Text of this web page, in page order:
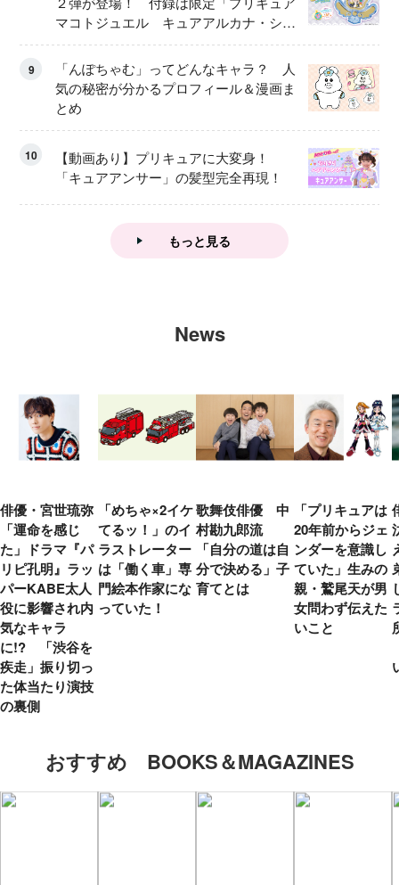
マコトジュエル キュアアルカナ・シャ
ドウ アイスver.」 キュアエクレールを
大特集！
9
「んぽちゃむ」ってどんなキャラ？ 人
気の秘密が分かるプロフィール＆漫画ま
とめ
10
【動画あり】プリキュアに大変身！
「キュアアンサー」の髪型完全再現！
もっと見る
News
俳優・宮世琉弥
「運命を感じ
た」ドラマ『パ
リピ孔明』ラッ
パーKABE太人
役に影響され内
気なキャラ
に!? 「渋谷を
疾走」振り切っ
た体当たり演技
の裏側
「めちゃ×2イケ
てるッ！」のイ
ラストレーター
は「働く車」専
門絵本作家にな
っていた！
歌舞伎俳優 中
村勘九郎流
「自分の道は自
分で決める」子
育てとは
「プリキュアは
20年前からジェ
ンダーを意識し
ていた」生みの
親・鷲尾天が男
女問わず伝えた
いこと
おすすめ BOOKS＆MAGAZINES